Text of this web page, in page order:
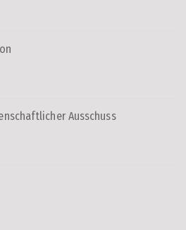
Ausschuss